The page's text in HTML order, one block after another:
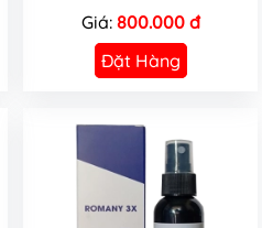
Giá: 800.000 đ
Đặt Hàng